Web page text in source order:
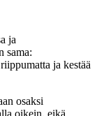
ja
sama:
ja kestää
osaksi